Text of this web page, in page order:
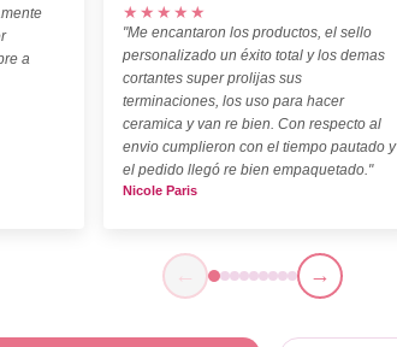
a
★★★★★
"Me encantaron los productos, el sello
personalizado un éxito total y los demas
cortantes super prolijas sus
terminaciones, los uso para hacer
ceramica y van re bien. Con respecto al
envio cumplieron con el tiempo pautado y
el pedido llegó re bien empaquetado."
Nicole Paris
← →